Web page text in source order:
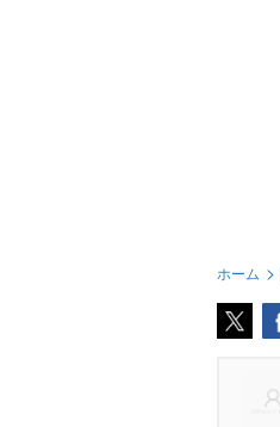
ホーム